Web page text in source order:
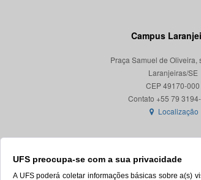
UFS preocupa-se com a sua privacidade
A UFS poderá coletar informações básicas sobre a(s)
Campus
Praça Samuel de Oliveira,
Laranjeiras/SE
CEP 49170-000
Localização